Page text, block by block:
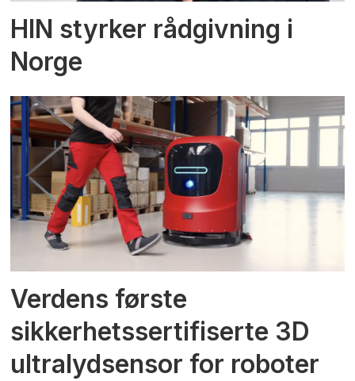
HIN styrker rådgivning i
Norge
Verdens første
sikkerhetssertifiserte 3D
ultralydsensor for roboter